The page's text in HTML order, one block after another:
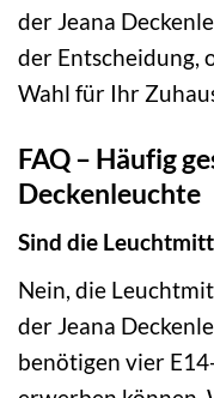
der Jeana
der Entscheidung,
Wahl für Ihr
FAQ – Häufig
Deckenleuchte
Sind die
Nein, die
der Jeana
benötigen vier